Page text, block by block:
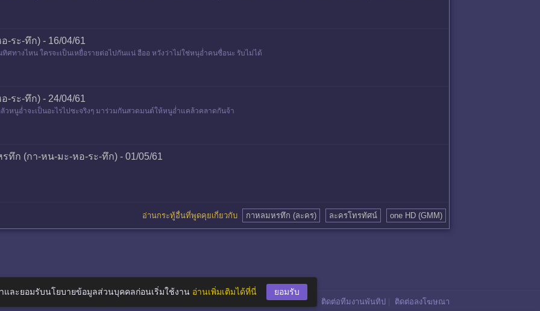
ระ-ทึก) - 16/04/61
ทางไหน ใครจะเป็นเหยื่อรายต่อไปกันแน่ ฮืออ หวังว่าไม่ใช่หนุอ่ำคนซื่อนะ รับไม่ได้
ระ-ทึก) - 24/04/61
วหนูอ่ำจะเป็นอะไรไปซะจริงๆ มาร่วมกันสวดมนต์ให้หนูอ่ำแคล้วคลาดกันจ้า
ทึก (กา-หน-มะ-หอ-ระ-ทึก) - 01/05/61
อ่านกระทู้อื่นที่พูดคุยเกี่ยวกับ กาหลมหรทึก (ละคร) ละครโทรทัศน์ one HD (GMM)
ติดต่อทีมงานพันทิป ติดต่อลงโฆษณา
และยอมรับนโยบายข้อมูลส่วนบุคคลก่อนเริ่มใช้งาน อ่านเพิ่มเติมได้ที่นี่ ยอมรับ